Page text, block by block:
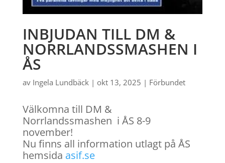
INBJUDAN TILL DM &
NORRLANDSSMASHEN I
ÅS
av Ingela Lundbäck| okt 13, 2025 | Förbundet
Välkomna till DM &
Norrlandssmashen i ÅS 8-9
november!
Nu finns all information utlagt på ÅS
hemsida asif.se